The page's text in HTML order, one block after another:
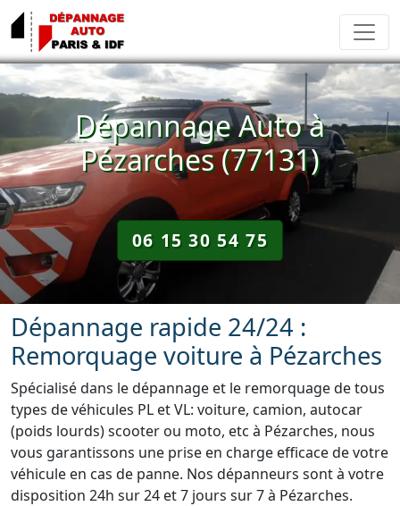
Dépannage Auto à
Pézarches (77131)
06 15 30 54 75
Dépannage rapide 24/24 :
Remorquage voiture à Pézarches
Spécialisé dans le dépannage et le remorquage de tous
types de véhicules PL et VL: voiture, camion, autocar
(poids lourds) scooter ou moto, etc à Pézarches, nous
vous garantissons une prise en charge efficace de votre
véhicule en cas de panne. Nos dépanneurs sont à votre
disposition 24h sur 24 et 7 jours sur 7 à Pézarches.